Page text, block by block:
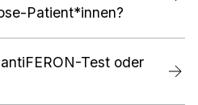
Patient*innen?
Test oder